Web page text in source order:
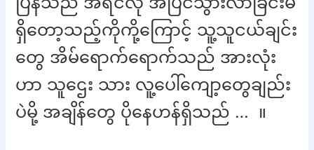
ရှိတော့သည့်ကိုကို့ကြောင့် သူ့သူငယ်ချင်း
တွေ အိမ်ရောက်ရောက်သည် အားလုံး
ဟာ သူဌေး သား လူ့ပေါ်ကျော့တွေချည်း
ပဲမို့ အချိန်တွေ ပိုနေဟန်ရှိသည် … ။